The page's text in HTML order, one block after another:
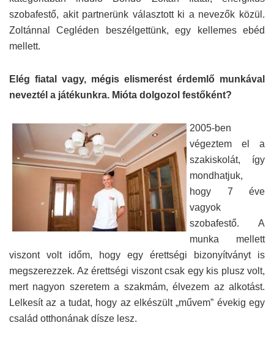
szobafestő, akit partnerünk választott ki a nevezők közül.
Zoltánnal Cegléden beszélgettünk, egy kellemes ebéd
mellett.
Elég fiatal vagy, mégis elismerést érdemlő munkával
neveztél a játékunkra. Mióta dolgozol festőként?
2005-ben
végeztem el a
szakiskolát, így
mondhatjuk,
hogy 7 éve
vagyok
szobafestő. A
munka mellett
viszont volt időm, hogy egy érettségi bizonyítványt is
megszerezzek. Az érettségi viszont csak egy kis plusz volt,
mert nagyon szeretem a szakmám, élvezem az alkotást.
Lelkesít az a tudat, hogy az elkészült „művem” évekig egy
család otthonának dísze lesz.